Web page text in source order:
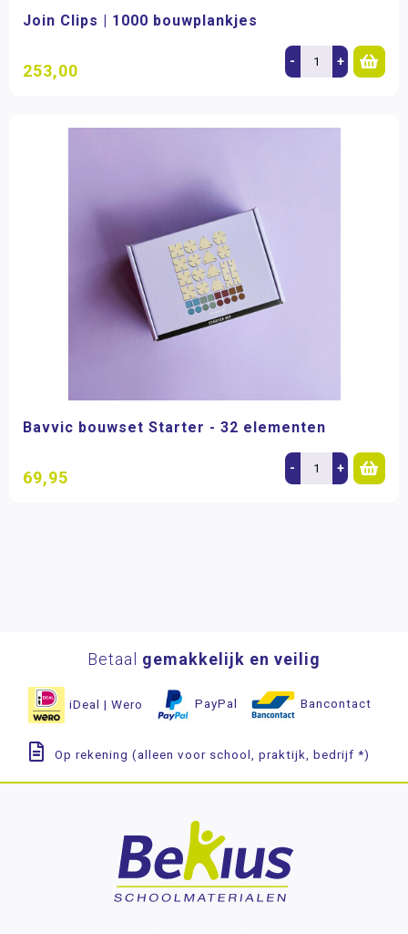
Join Clips | 1000 bouwplankjes
253,00 - +
Bavvic bouwset Starter - 32 elementen
69,95 - +
Betaal gemakkelijk en veilig
iDeal | Wero PayPal Bancontact
Op rekening (alleen voor school, praktijk, bedrijf *)